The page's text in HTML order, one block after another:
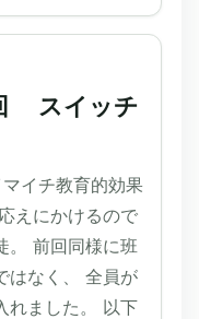
スイッチ
イチ教育的効果
えにかけるので
。 前回同様に班
はなく、 全員が
れました。 以下